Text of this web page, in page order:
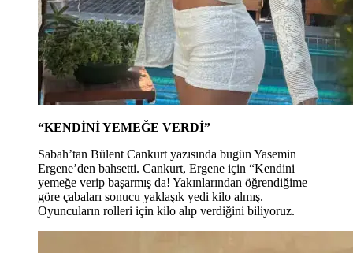
“KENDİNİ YEMEĞE VERDİ”
Sabah’tan Bülent Cankurt yazısında bugün Yasemin
Ergene’den bahsetti. Cankurt, Ergene için “Kendini
yemeğe verip başarmış da! Yakınlarından öğrendiğime
göre çabaları sonucu yaklaşık yedi kilo almış.
Oyuncuların rolleri için kilo alıp verdiğini biliyoruz.